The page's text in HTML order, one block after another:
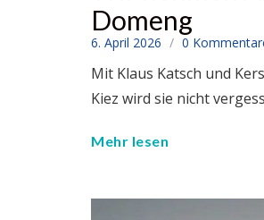
Domeng
6. April 2026 0
Mit Klaus Katsch und
Kiez wird sie nicht
Mehr lesen